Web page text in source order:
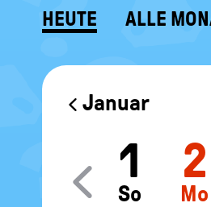
HEUTE ALLE
KALENDER
Januar
1
So
2
Mo
Move